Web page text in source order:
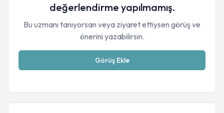
değerlendirme yapılmamış.
Bu uzmanı tanıyorsan veya ziyaret ettiysen görüş ve
önerini yazabilirsin.
Görüş Ekle